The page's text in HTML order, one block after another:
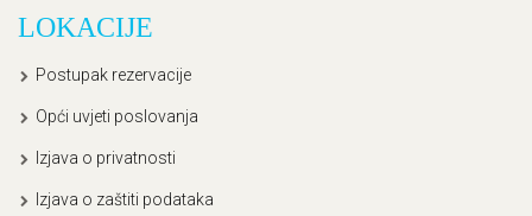
LOKACIJE
Postupak rezervacije
Opći uvjeti poslovanja
Izjava o privatnosti
Izjava o zaštiti podataka